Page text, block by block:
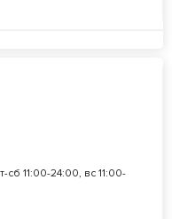
сб 11:00-24:00, вс 11:00-